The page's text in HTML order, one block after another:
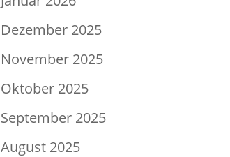
Dezember 2025
November 2025
Oktober 2025
September 2025
August 2025